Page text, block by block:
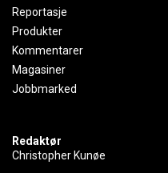
Reportasje
Produkter
Kommentarer
Magasiner
Jobbmarked
Redaktør
Christopher Kunøe